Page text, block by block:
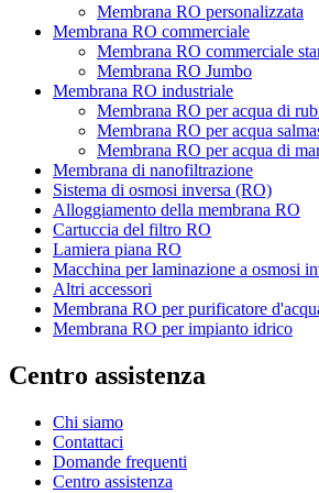
Membrana RO personalizzata
Membrana RO commerciale
Membrana RO commerciale
Membrana RO Jumbo
Membrana RO industriale
Membrana RO per acqua di
Membrana RO per acqua
Membrana RO per acqua di
Membrana di nanofiltrazione
Sistema di osmosi inversa (RO)
Alloggiamento della membrana RO
Cartuccia del filtro RO
Lamiera piana RO
Macchina per laminazione a osmosi
Altri accessori
Membrana RO per purificatore
Membrana RO per impianto idrico
Centro assistenza
Chi siamo
Contattaci
Domande frequenti
Centro assistenza